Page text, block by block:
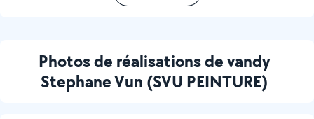
Photos de réalisations de vandy
Stephane Vun (SVU PEINTURE)